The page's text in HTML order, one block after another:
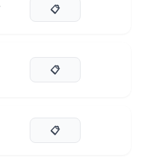
📋
📋
📋